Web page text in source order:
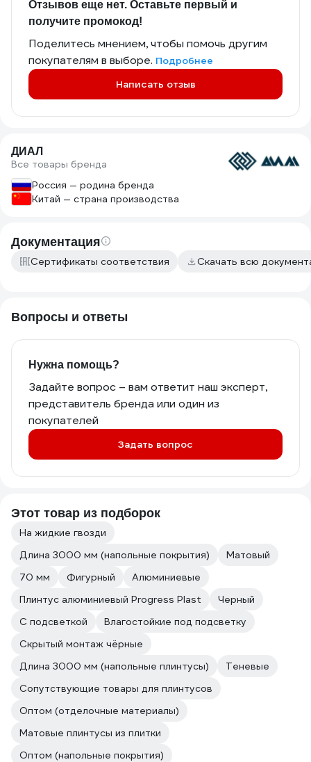
Отзывов еще нет. Оставьте первый и
получите промокод!
Поделитесь мнением, чтобы помочь другим
покупателям в выборе. Подробнее
Написать отзыв
ДИАЛ
Все товары бренда
Россия — родина бренда
Китай — страна производства
Документация
Сертификаты соответствия Скачать всю
Вопросы и ответы
Нужна помощь?
Задайте вопрос – вам ответит наш эксперт,
представитель бренда или один из
покупателей
Задать вопрос
Этот товар из подборок
На жидкие гвозди
Длина 3000 мм (напольные покрытия)
Матовый
70 мм
Фигурный
Алюминиевые
Плинтус алюминиевый Progress Plast
Черный
С подсветкой
Влагостойкие под подсветку
Скрытый монтаж чёрные
Длина 3000 мм (напольные плинтусы)
Теневые
Сопутствующие товары для плинтусов
Оптом (отделочные материалы)
Матовые плинтусы из плитки
Оптом (напольные покрытия)